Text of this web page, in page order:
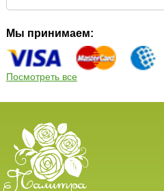
Мы принимаем:
Посмотреть все